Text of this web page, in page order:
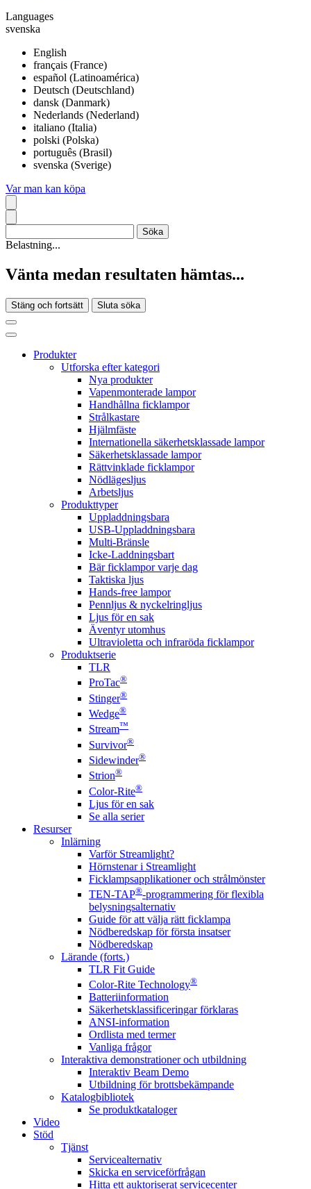
Languages
svenska
English
français (France)
español (Latinoamérica)
Deutsch (Deutschland)
dansk (Danmark)
Nederlands (Nederland)
italiano (Italia)
polski (Polska)
português (Brasil)
svenska (Sverige)
Var man kan köpa
Belastning...
Vänta medan resultaten hämtas...
Stäng och fortsätt Sluta söka
Produkter
Utforska efter kategori
Nya produkter
Vapenmonterade lampor
Handhållna ficklampor
Strålkastare
Hjälmfäste
Internationella säkerhetsklassade lampor
Säkerhetsklassade lampor
Rättvinklade ficklampor
Nödlägesljus
Arbetsljus
Produkttyper
Uppladdningsbara
USB-Uppladdningsbara
Multi-Bränsle
Icke-Laddningsbart
Bär ficklampor varje dag
Taktiska ljus
Hands-free lampor
Pennljus & nyckelringljus
Ljus för en sak
Äventyr utomhus
Ultravioletta och infraröda ficklampor
Produktserie
TLR
ProTac®
Stinger®
Wedge®
Stream™
Survivor®
Sidewinder®
Strion®
Color-Rite®
Ljus för en sak
Se alla serier
Resurser
Inlärning
Varför Streamlight?
Hörnstenar i Streamlight
Ficklampsapplikationer och strålmönster
TEN-TAP®-programmering för flexibla
belysningsalternativ
Guide för att välja rätt ficklampa
Nödberedskap för första insatser
Nödberedskap
Lärande (forts.)
TLR Fit Guide
Color-Rite Technology®
Batteriinformation
Säkerhetsklassificeringar förklaras
ANSI-information
Ordlista med termer
Vanliga frågor
Interaktiva demonstrationer och utbildning
Interaktiv Beam Demo
Utbildning för brottsbekämpande
Katalogbibliotek
Se produktkataloger
Video
Stöd
Tjänst
Servicealternativ
Skicka en serviceförfrågan
Hitta ett auktoriserat servicecenter